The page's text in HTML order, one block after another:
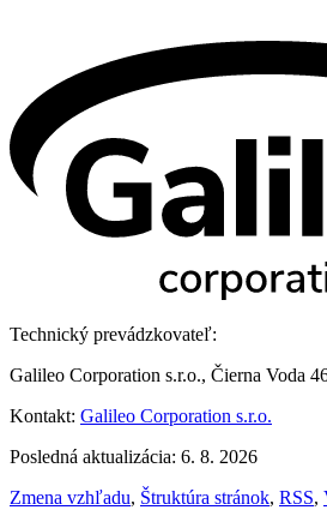
Technický prevádzkovateľ:
Galileo Corporation s.r.o., Čierna Voda
Kontakt: Galileo Corporation s.r.o.
Posledná aktualizácia: 6. 8. 2026
Zmena vzhľadu, Štruktúra stránok, RSS,